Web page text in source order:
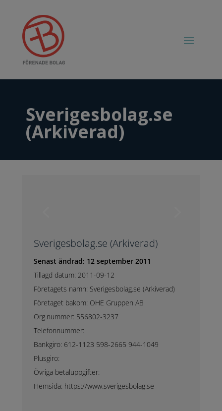
Sverigesbolag.se
(Arkiverad)
Sverigesbolag.se (Arkiverad)
Senast ändrad: 12 september 2011
Tillagd datum: 2011-09-12
Företagets namn: Sverigesbolag.se (Arkiverad)
Företaget bakom: OHE Gruppen AB
Org.nummer: 556802-3237
Telefonnummer:
Bankgiro: 612-1123 598-2665 944-1049
Plusgiro:
Övriga betaluppgifter:
Hemsida: https://www.sverigesbolag.se